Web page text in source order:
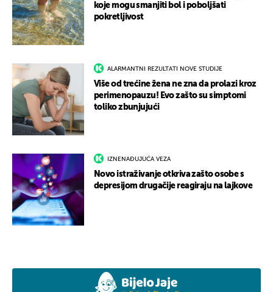
koje mogu smanjiti bol i poboljšati
pokretljivost
ALARMANTNI REZULTATI NOVE STUDIJE
Više od trećine žena ne zna da prolazi kroz
perimenopauzu! Evo zašto su simptomi
toliko zbunjujući
IZNENAĐUJUĆA VEZA
Novo istraživanje otkriva zašto osobe s
depresijom drugačije reagiraju na lajkove